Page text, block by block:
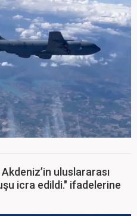
Akdeniz’in uluslararası
icra edildi." ifadelerine